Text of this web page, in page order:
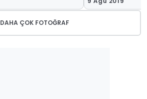
DAHA ÇOK FOTOĞRAF